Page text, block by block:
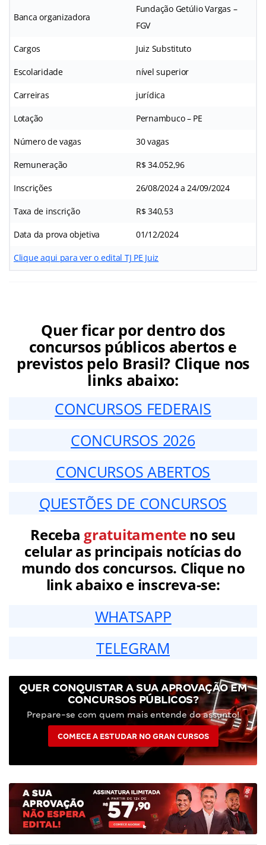
Banca organizadora
Fundação Getúlio Vargas –
FGV
Cargos Juiz Substituto
Escolaridade nível superior
Carreiras jurídica
Lotação Pernambuco – PE
Número de vagas 30 vagas
Remuneração R$ 34.052,96
Inscrições 26/08/2024 a 24/09/2024
Taxa de inscrição R$ 340,53
Data da prova objetiva 01/12/2024
Clique aqui para ver o edital TJ PE Juiz
Quer ficar por dentro dos
concursos públicos abertos e
previstos pelo Brasil? Clique nos
links abaixo:
CONCURSOS FEDERAIS
CONCURSOS 2026
CONCURSOS ABERTOS
QUESTÕES DE CONCURSOS
Receba gratuitamenteno seu
celular as principais notícias do
mundo dos concursos. Clique no
link abaixo e inscreva-se:
WHATSAPP
TELEGRAM
QUER CONQUISTAR A SUA APROVAÇÃO EM
CONCURSOS PÚBLICOS?
Prepare-se com quem mais entende do assunto!
COMECE A ESTUDAR NO GRAN CURSOS